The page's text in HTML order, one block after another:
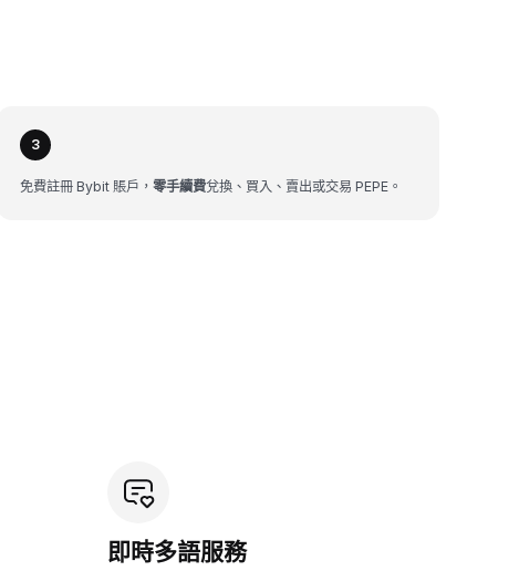
3
免費註冊 Bybit 賬戶， 零手續費兌換、買入、賣出或交易 PEPE。
即時多語服務